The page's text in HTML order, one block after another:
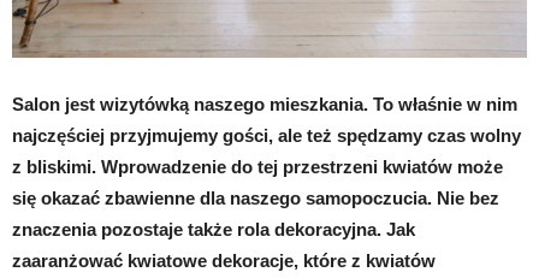
Salon jest wizytówką naszego mieszkania. To właśnie w nim
najczęściej przyjmujemy gości, ale też spędzamy czas wolny
z bliskimi. Wprowadzenie do tej przestrzeni kwiatów może
się okazać zbawienne dla naszego samopoczucia. Nie bez
znaczenia pozostaje także rola dekoracyjna. Jak
zaaranżować kwiatowe dekoracje, które z kwiatów